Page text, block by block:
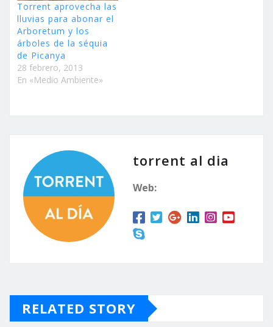
Torrent aprovecha las
lluvias para abonar el
Arboretum y los
árboles de la séquia
de Picanya
28 febrero, 2013
En «Medio Ambiente»
torrent al dia
Web:
RELATED STORY